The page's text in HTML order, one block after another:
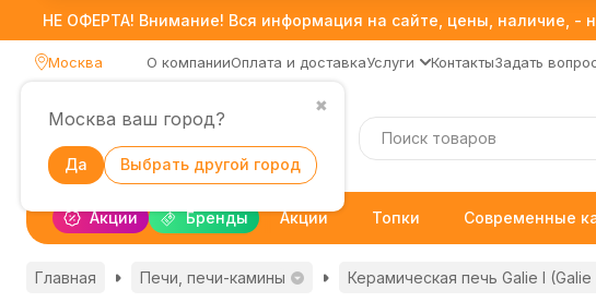
НЕ ОФЕРТА! Внимание! Вся информация на сайте, цены, наличие, -
Москва
✖
Москва ваш город?
Да Выбрать другой город
О компанииОплата и доставкаУслуги КонтактыЗадать
Акции Бренды Акции Топки Современные
Главная Печи, печи-камины Керамическая печь Galie l